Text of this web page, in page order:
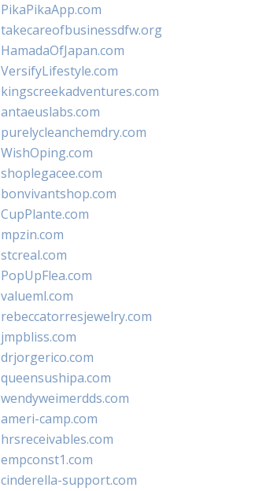
PikaPikaApp.com
takecareofbusinessdfw.org
HamadaOfJapan.com
VersifyLifestyle.com
kingscreekadventures.com
antaeuslabs.com
purelycleanchemdry.com
WishOping.com
shoplegacee.com
bonvivantshop.com
CupPlante.com
mpzin.com
stcreal.com
PopUpFlea.com
valueml.com
rebeccatorresjewelry.com
jmpbliss.com
drjorgerico.com
queensushipa.com
wendyweimerdds.com
ameri-camp.com
hrsreceivables.com
empconst1.com
cinderella-support.com